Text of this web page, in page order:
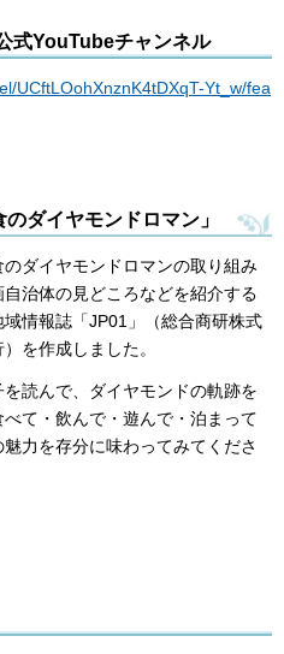
式YouTubeチャンネル
UCftLOohXnznK4tDXqT-Yt_w/fea
ダイヤモンドロマン」
のダイヤモンドロマンの取り組み
自治体の見どころなどを紹介する
域情報誌「JP01」（総合商研株式
を作成しました。
を読んで、ダイヤモンドの軌跡を
べて・飲んで・遊んで・泊まって
力を存分に味わってみてくださ